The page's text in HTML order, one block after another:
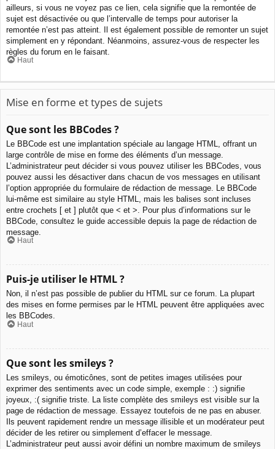
ailleurs, si vous ne voyez pas ce lien, cela signifie que la remontée de
sujet est désactivée ou que l’intervalle de temps pour autoriser la
remontée n’est pas atteint. Il est également possible de remonter un sujet
simplement en y répondant. Néanmoins, assurez-vous de respecter les
règles du forum en le faisant.
Haut
Mise en forme et types de sujets
Que sont les BBCodes ?
Le BBCode est une implantation spéciale au langage HTML, offrant un
large contrôle de mise en forme des éléments d’un message.
L’administrateur peut décider si vous pouvez utiliser les BBCodes, vous
pouvez aussi les désactiver dans chacun de vos messages en utilisant
l’option appropriée du formulaire de rédaction de message. Le BBCode
lui-même est similaire au style HTML, mais les balises sont incluses
entre crochets [ et ] plutôt que < et >. Pour plus d’informations sur le
BBCode, consultez le guide accessible depuis la page de rédaction de
message.
Haut
Puis-je utiliser le HTML ?
Non, il n’est pas possible de publier du HTML sur ce forum. La plupart
des mises en forme permises par le HTML peuvent être appliquées avec
les BBCodes.
Haut
Que sont les smileys ?
Les smileys, ou émoticônes, sont de petites images utilisées pour
exprimer des sentiments avec un code simple, exemple : :) signifie
joyeux, :( signifie triste. La liste complète des smileys est visible sur la
page de rédaction de message. Essayez toutefois de ne pas en abuser.
Ils peuvent rapidement rendre un message illisible et un modérateur peut
décider de les retirer ou simplement d’effacer le message.
L’administrateur peut aussi avoir défini un nombre maximum de smileys